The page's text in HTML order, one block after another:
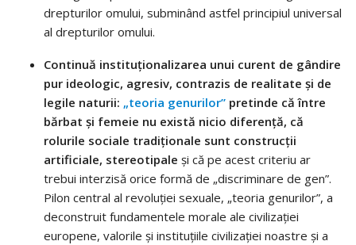
drepturilor omului, subminând astfel principiul universal
al drepturilor omului.
Continuă instituționalizarea unui curent de gândire
pur ideologic, agresiv, contrazis de realitate și de
legile naturii: „teoria genurilor” pretinde că între
bărbat și femeie nu există nicio diferență, că
rolurile sociale tradiționale sunt construcții
artificiale, stereotipale și că pe acest criteriu ar
trebui interzisă orice formă de „discriminare de gen”.
Pilon central al revoluției sexuale, „teoria genurilor”, a
deconstruit fundamentele morale ale civilizației
europene, valorile și instituțiile civilizației noastre și a